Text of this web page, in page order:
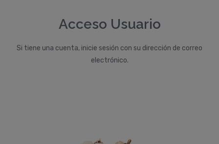
Acceso Usuario
Si tiene una cuenta, inicie sesión con su dirección de correo
electrónico.